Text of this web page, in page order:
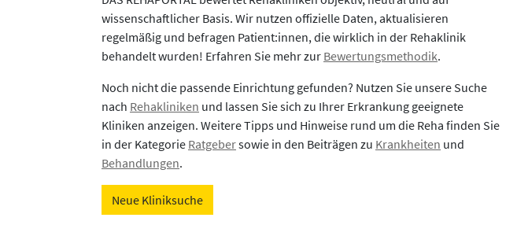
wissenschaftlicher Basis. Wir nutzen offizielle Daten, aktualisieren
regelmäßig und befragen Patient:innen, die wirklich in der Rehaklinik
behandelt wurden! Erfahren Sie mehr zur Bewertungsmethodik.
Noch nicht die passende Einrichtung gefunden? Nutzen Sie unsere Suche
nach Rehakliniken und lassen Sie sich zu Ihrer Erkrankung geeignete
Kliniken anzeigen. Weitere Tipps und Hinweise rund um die Reha finden Sie
in der Kategorie Ratgebersowie in den Beiträgen zu Krankheiten und
Behandlungen.
Neue Kliniksuche